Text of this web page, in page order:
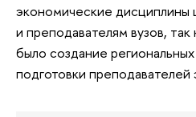
экономические дисциплины
и преподавателям вузов,
было создание
подготовки преподавателей